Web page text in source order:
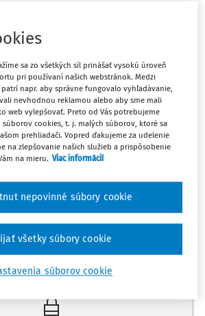
poriadku
poriadku
a § 2 ods. 14 Trestného poriadku
musia orgány činné v
skúmať, na koho prechádzajú práva
ustanovení občianskoprávnych
práva na jeho dedičov - ako
poškodeného v zmysle § 48 ods. 4
Máte predplatné? Prihláste sa
sa zo všetkých síl prinášať vysokú úroveň
pri používaní našich webstránok. Medzi
napr. aby správne fungovalo vyhľadávanie,
nevhodnou reklamou alebo aby sme mali
web vylepšovať. Preto od Vás potrebujeme
súborov cookies, t. j. malých súborov, ktoré sa
prehliadači. Vopred ďakujeme za udelenie
na zlepšovanie našich služieb a prispôsobenie
na mieru. Viac informácií
súborov cookie
nepovinné súbory cookie
všetky súbory cookie